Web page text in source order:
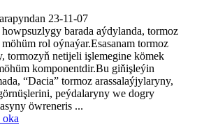
23-11-07
barada aýdylanda, tormoz
rol oýnaýar.Esasanam tormoz
tormozyň netijeli işlemegine kömek
komponentdir.Bu giňişleýin
“Dacia” tormoz arassalaýjylaryny,
peýdalaryny we dogry
öwreneris ...